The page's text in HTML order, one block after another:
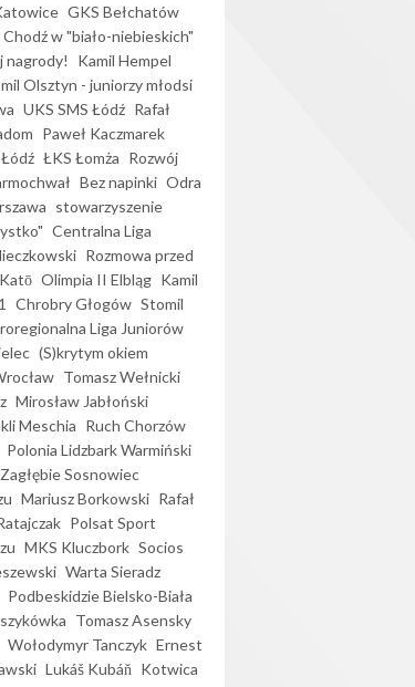
GKS Bełchatów
Chodź w "biało-niebieskich"
nagrody!
Kamil Hempel
Olsztyn - juniorzy młodsi
UKS SMS Łódź Rafał
Paweł Kaczmarek
ŁKS Łomża Rozwój
Bez napinki Odra
stowarzyszenie
Centralna Liga
Rozmowa przed
Olimpia II Elbląg Kamil
Chrobry Głogów Stomil
Liga Juniorów
(S)krytym okiem
Tomasz Wełnicki
Mirosław Jabłoński
Meschia Ruch Chorzów
Polonia Lidzbark Warmiński
Zagłębie Sosnowiec
Mariusz Borkowski Rafał
Polsat Sport
MKS Kluczbork Socios
Warta Sieradz
Podbeskidzie Bielsko-Biała
Tomasz Asensky
Wołodymyr Tanczyk Ernest
Lukáš Kubáň Kotwica